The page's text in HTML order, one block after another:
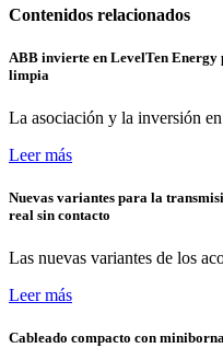
Contenidos relacionados
ABB invierte en LevelTen
limpia
La asociación y la inversión
Leer más
Nuevas variantes para la
real sin contacto
Las nuevas variantes de los
Leer más
Cableado compacto con